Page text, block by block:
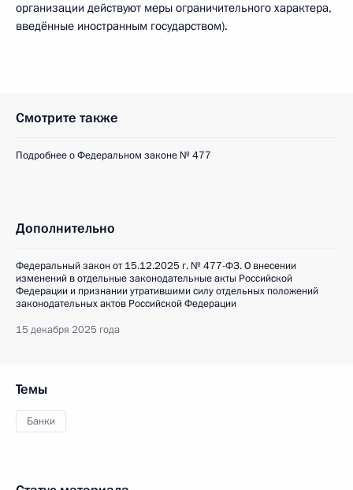
организации действуют меры ограничительного характера,
введённые иностранным государством).
Смотрите также
Подробнее о Федеральном законе № 477
Дополнительно
Федеральный закон от 15.12.2025 г. № 477-ФЗ. О внесении
изменений в отдельные законодательные акты Российской
Федерации и признании утратившими силу отдельных положений
законодательных актов Российской Федерации
15 декабря 2025 года
Темы
Банки